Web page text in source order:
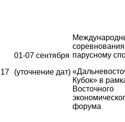
17
01-07 сентября
(уточнение дат)
парусному
Кубок» в
Восточного
форума